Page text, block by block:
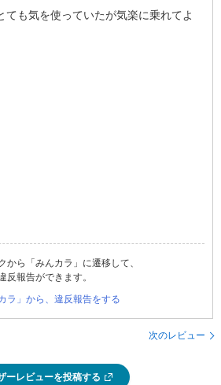
ても気を使っていたが気楽に乗れてよ
から「みんカラ」に遷移して、
反報告ができます。
ラ」から、違反報告をする
次のレビュー
ーレビューを投稿する